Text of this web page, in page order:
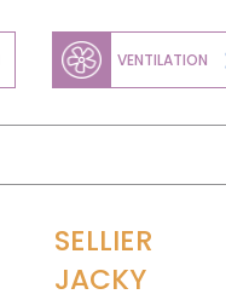
VENTILATION
SELLIER
JACKY